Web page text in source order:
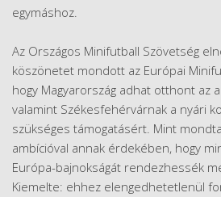
egymáshoz.
Az Országos Minifutball Szövetség
köszönetet mondott az Európai
hogy Magyarország adhat otthont az
valamint Székesfehérvárnak a nyári
szükséges támogatásért. Mint
ambícióval annak érdekében, hogy
Európa-bajnokságát rendezhessék
Kiemelte: ehhez elengedhetetlenül